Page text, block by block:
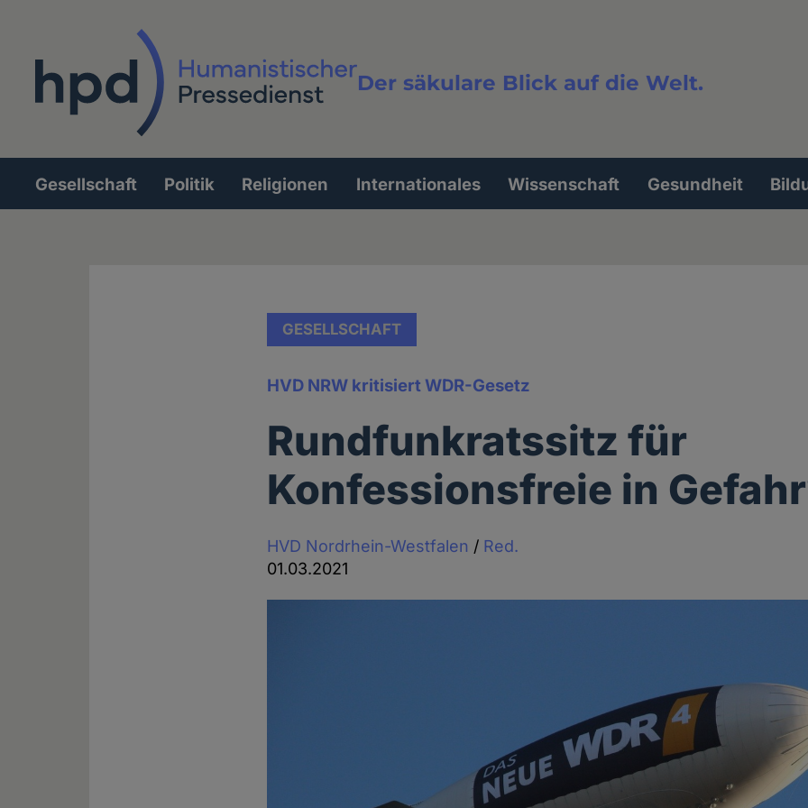
Der säkulare Blick auf die Welt.
Volltextsuche
Hauptnavigation
Gesellschaft Politik Religionen Internationales Wissenschaft Gesundheit
GESELLSCHAFT
HVD NRW kritisiert WDR-Gesetz
Rundfunkratssitz für
Konfessionsfreie in
HVD Nordrhein-Westfalen / Red.
01.03.2021